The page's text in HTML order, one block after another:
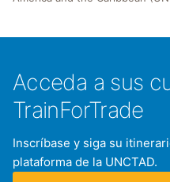
Acceda a sus
TrainForTrade
Inscríbase y siga su
plataforma de la UNCTAD.